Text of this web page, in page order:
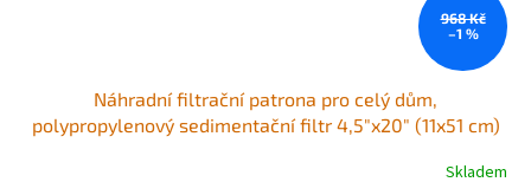
968 Kč
–1 %
Náhradní filtrační patrona pro celý dům,
polypropylenový sedimentační filtr 4,5"x20" (11x51 cm)
Skladem